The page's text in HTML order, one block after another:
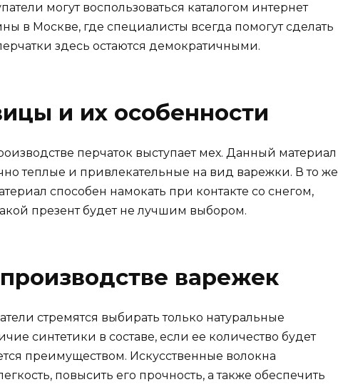
могут воспользоваться каталогом интернет
в Москве, где специалисты всегда помогут сделать
здесь остаются демократичными.
и их особенности
перчаток выступает мех. Данный материал
теплые и привлекательные на вид варежки. В то же
способен намокать при контакте со снегом,
презент будет не лучшим выбором.
варежек
стремятся выбирать только натуральные
синтетики в составе, если ее количество будет
преимуществом. Искусственные волокна
повысить его прочность, а также обеспечить